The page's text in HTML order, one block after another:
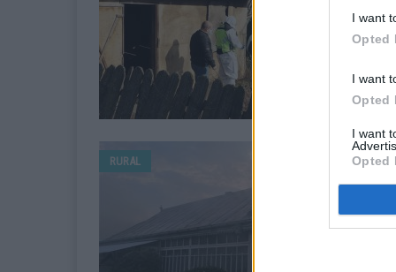
I want
Opted
I want
Opted
I want
Opted
RURAL